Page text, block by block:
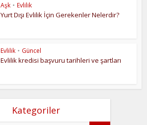
Aşk • Evlilik
Yurt Dışı Evlilik İçin Gerekenler Nelerdir?
Evlilik • Güncel
Evlilik kredisi başvuru tarihleri ve şartları
Kategoriler